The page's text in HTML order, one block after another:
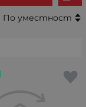
По уместност